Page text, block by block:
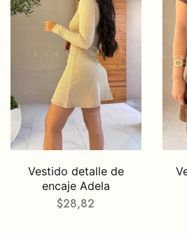
Vestido detalle de
encaje Adela
$28,82